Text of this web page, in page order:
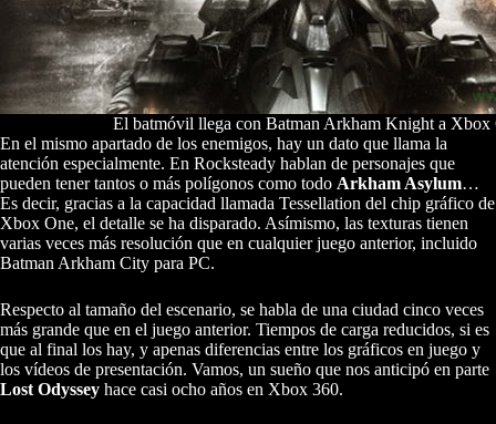
El batmóvil llega con Batman Arkham Knight a Xbox
En el mismo apartado de los enemigos, hay un dato que llama la
atención especialmente. En Rocksteady hablan de personajes que
pueden tener tantos o más polígonos como todo Arkham Asylum…
Es decir, gracias a la capacidad llamada Tessellation del chip gráfico de
Xbox One, el detalle se ha disparado. Asímismo, las texturas tienen
varias veces más resolución que en cualquier juego anterior, incluido
Batman Arkham City para PC.
Respecto al tamaño del escenario, se habla de una ciudad cinco veces
más grande que en el juego anterior. Tiempos de carga reducidos, si es
que al final los hay, y apenas diferencias entre los gráficos en juego y
los vídeos de presentación. Vamos, un sueño que nos anticipó en parte
Lost Odyssey hace casi ocho años en Xbox 360.